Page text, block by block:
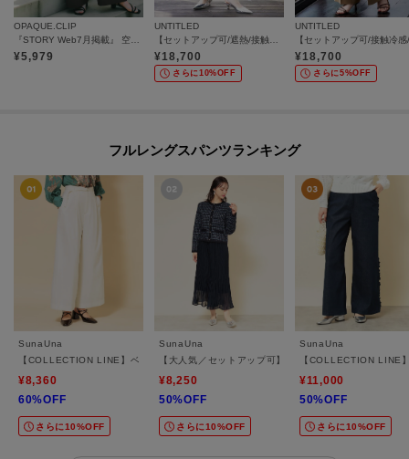
OPAQUE.CLIP
¥5,979
UNTITLED
¥18,700
さらに10%OFF
UNTITLED
¥18,700
さらに5%OFF
フルレングスパンツランキング
SunaUna
【COLLECTION LINE】ベルト付ガウチョパンツ
¥8,360
60%OFF
さらに10%OFF
SunaUna
【大人気／セットアップ可】プリーツパンツ
¥8,250
50%OFF
さらに10%OFF
SunaUna
【COLLECTION LINE
¥11,000
50%OFF
さらに10%OFF